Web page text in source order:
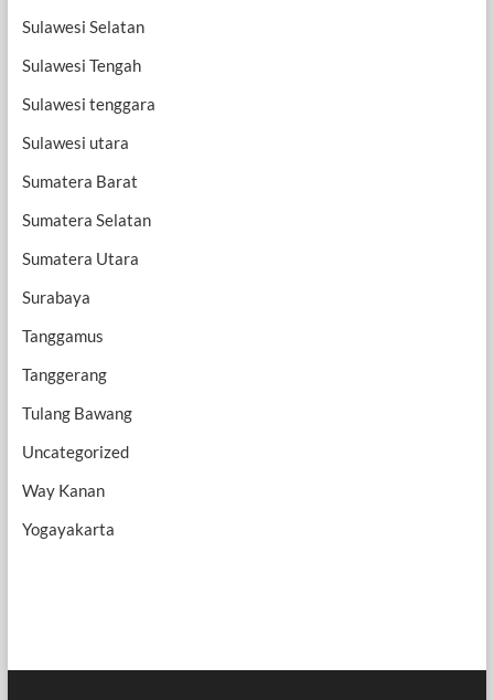
Sulawesi Selatan
Sulawesi Tengah
Sulawesi tenggara
Sulawesi utara
Sumatera Barat
Sumatera Selatan
Sumatera Utara
Surabaya
Tanggamus
Tanggerang
Tulang Bawang
Uncategorized
Way Kanan
Yogayakarta